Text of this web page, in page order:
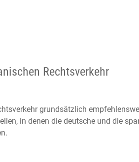
Rechtsverkehr
grundsätzlich
in denen die deutsche und die